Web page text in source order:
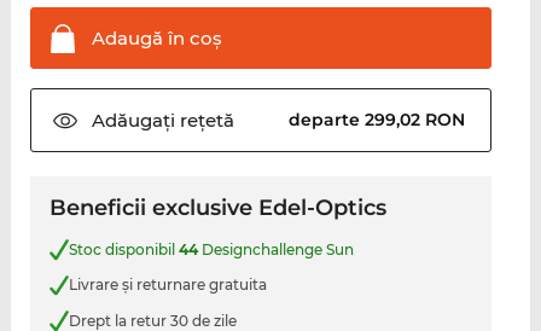
Adaugă în coş
Adăugați rețetă departe 299,02 RON
Beneficii exclusive Edel-Optics
Stoc disponibil 44Designchallenge Sun
Livrare şi returnare gratuita
Drept la retur 30 de zile